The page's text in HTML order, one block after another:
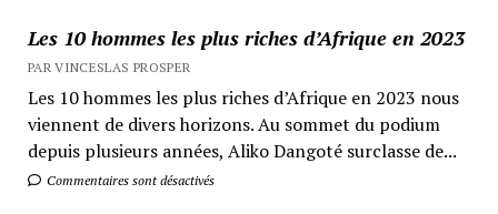
Les 10 hommes les plus riches d’Afrique en 2023
PAR VINCESLAS PROSPER
Les 10 hommes les plus riches d’Afrique en 2023 nous
viennent de divers horizons. Au sommet du podium
depuis plusieurs années, Aliko Dangoté surclasse de...
Commentaires sont désactivés